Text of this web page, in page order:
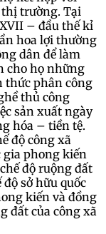
thị trường. Tại
– đầu thế kỉ
hoa lợi thường
dân để làm
cho họ những
thức phân công
thủ công
sản xuất ngày
hóa – tiền tệ.
độ công xã
gia phong kiến
độ ruộng đất
sở hữu quốc
kiến và đồng
đất của công xã